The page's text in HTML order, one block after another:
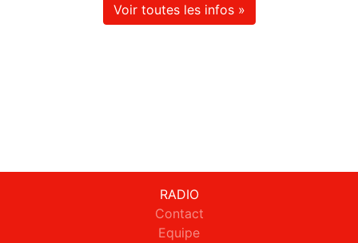
Voir toutes les infos »
RADIO
Contact
Equipe